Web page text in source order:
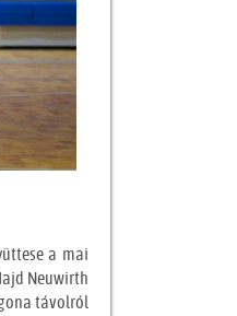
a mai
Neuwirth
távolról